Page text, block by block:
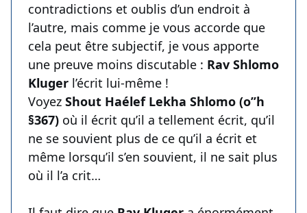
contradictions et oublis d’un endroit à
l’autre, mais comme je vous accorde que
cela peut être subjectif, je vous apporte
une preuve moins discutable : Rav Shlomo
Kluger l’écrit lui-même !
Voyez Shout Haélef Lekha Shlomo (o’’h
§367) où il écrit qu’il a tellement écrit, qu’il
ne se souvient plus de ce qu’il a écrit et
même lorsqu’il s’en souvient, il ne sait plus
où il l’a crit…